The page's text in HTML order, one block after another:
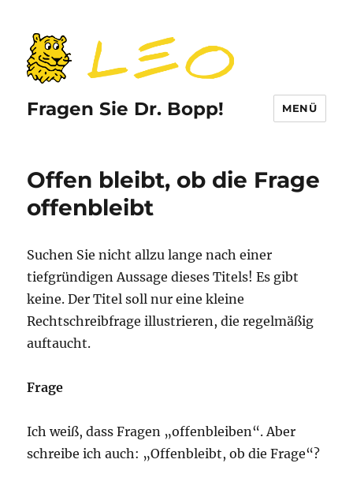
Fragen Sie Dr. Bopp! MENÜ
Offen bleibt, ob die Frage
offenbleibt
Suchen Sie nicht allzu lange nach einer
tiefgründigen Aussage dieses Titels! Es gibt
keine. Der Titel soll nur eine kleine
Rechtschreibfrage illustrieren, die regelmäßig
auftaucht.
Frage
Ich weiß, dass Fragen „offenbleiben“. Aber
schreibe ich auch: „Offenbleibt, ob die Frage“?